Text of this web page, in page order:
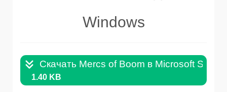
Windows
Скачать Mercs of Boom в Microsoft Store
1.40 KB